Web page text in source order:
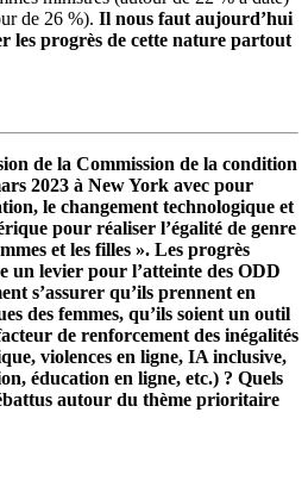
de 26 %). Il nous faut aujourd’hui
les progrès de cette nature partout
de la Commission de la condition
2023 à New York avec pour
le changement technologique et
pour réaliser l’égalité de genre
et les filles ». Les progrès
un levier pour l’atteinte des ODD
s’assurer qu’ils prennent en
des femmes, qu’ils soient un outil
de renforcement des inégalités
violences en ligne, IA inclusive,
éducation en ligne, etc.) ? Quels
autour du thème prioritaire